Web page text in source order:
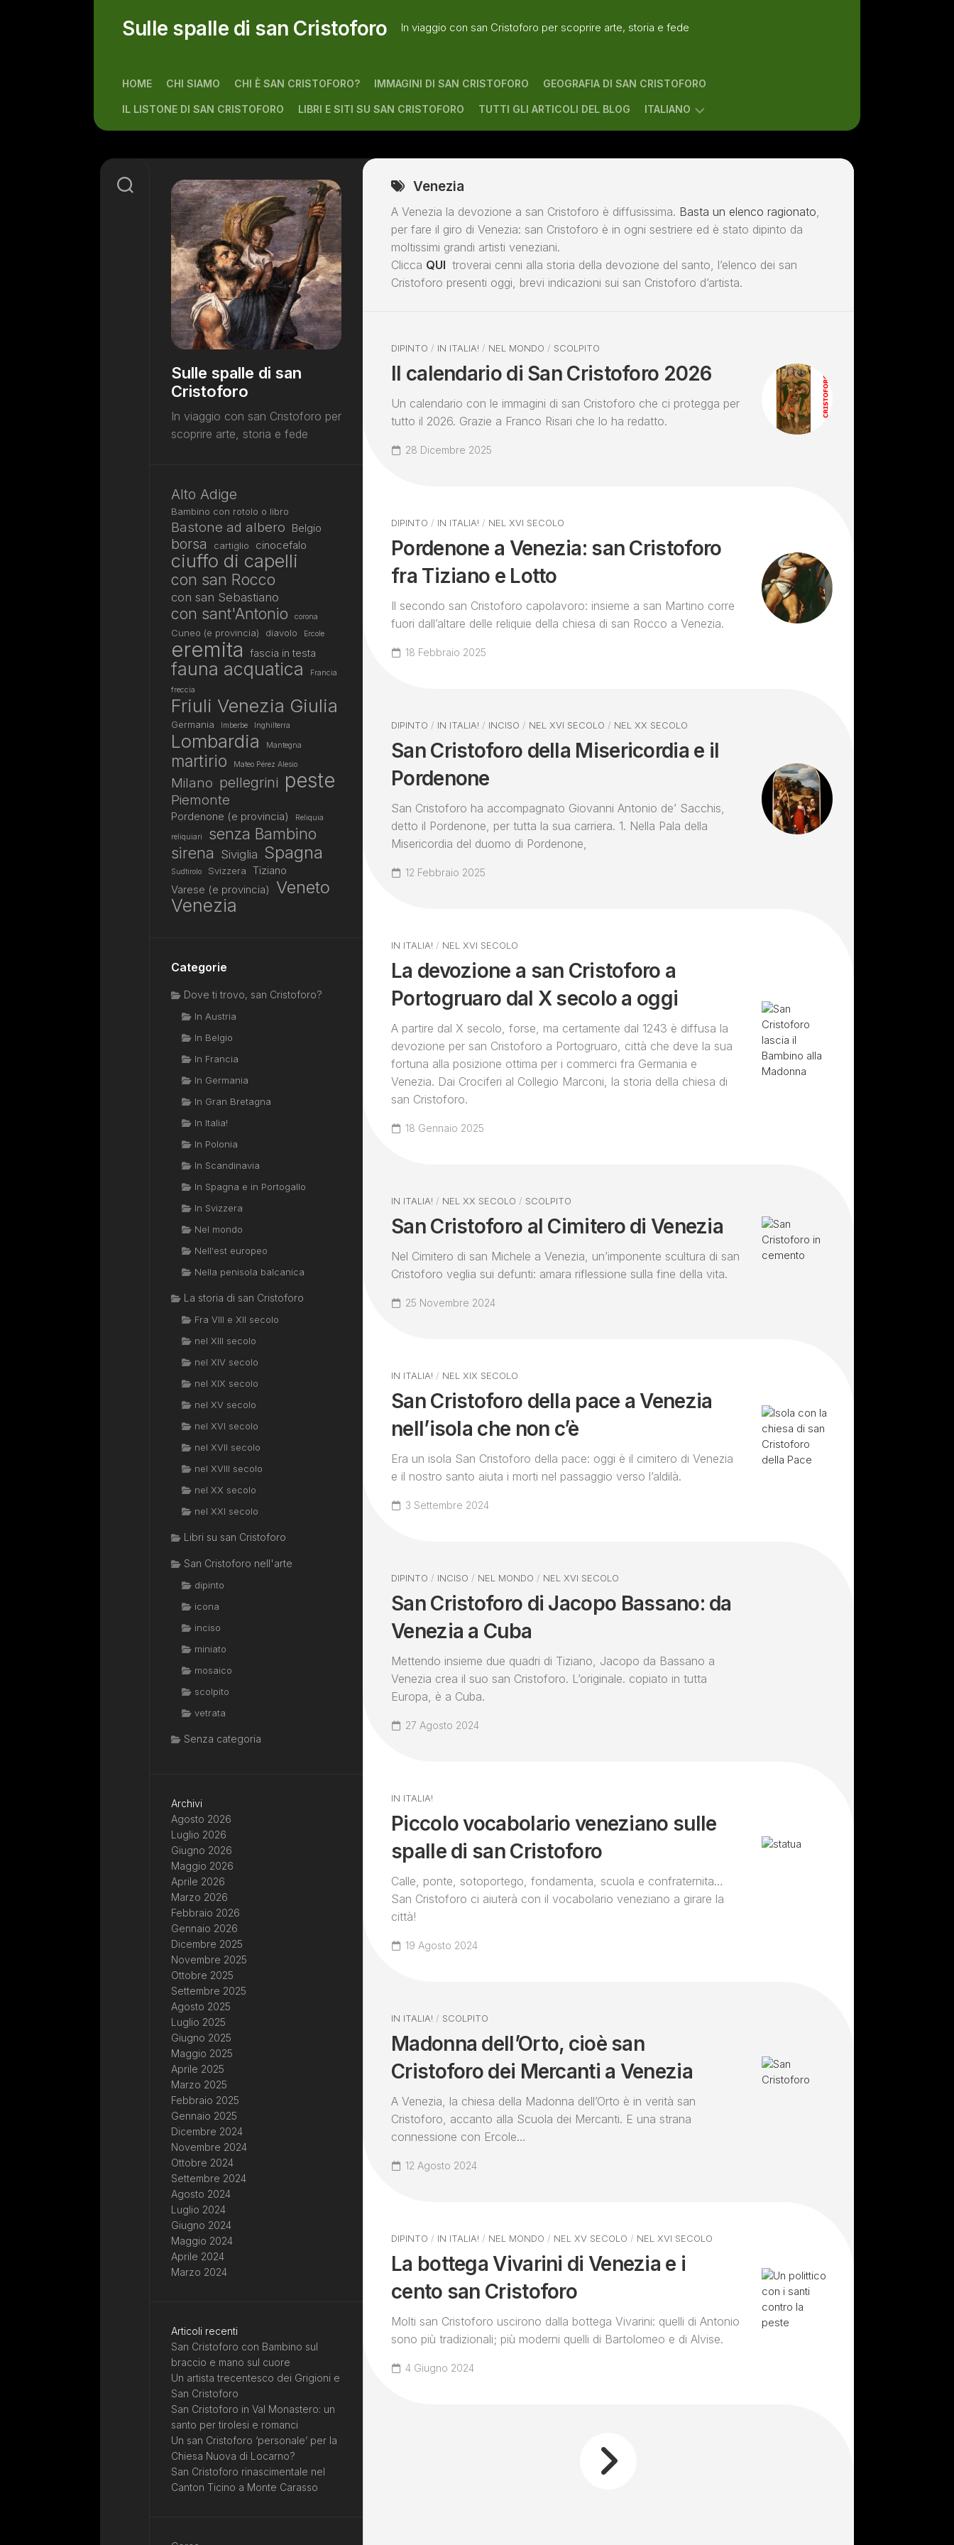
Sulle spalle di san Cristoforo In viaggio con san Cristoforo per scoprire arte, storia e fede
HOME CHI SIAMO CHI È SAN CRISTOFORO? IMMAGINI DI SAN CRISTOFORO GEOGRAFIA DI SAN CRISTOFORO
IL LISTONE DI SAN CRISTOFORO LIBRI E SITI SU SAN CRISTOFORO TUTTI GLI ARTICOLI DEL BLOG ITALIANO
Venezia
A Venezia la devozione a san Cristoforo è diffusissima. Basta un elenco ragionato,
per fare il giro di Venezia: san Cristoforo è in ogni sestriere ed è stato dipinto da
moltissimi grandi artisti veneziani.
Clicca QUI troverai cenni alla storia della devozione del santo, l’elenco dei san
Cristoforo presenti oggi, brevi indicazioni sui san Cristoforo d’artista.
DIPINTO / IN ITALIA! / NEL MONDO / SCOLPITO
Il calendario di San Cristoforo 2026
Un calendario con le immagini di san Cristoforo che ci protegga per
tutto il 2026. Grazie a Franco Risari che lo ha redatto.
28 Dicembre 2025
DIPINTO / IN ITALIA! / NEL XVI SECOLO
Pordenone a Venezia: san Cristoforo
fra Tiziano e Lotto
Il secondo san Cristoforo capolavoro: insieme a san Martino corre
fuori dall’altare delle reliquie della chiesa di san Rocco a Venezia.
18 Febbraio 2025
DIPINTO / IN ITALIA! / INCISO / NEL XVI SECOLO / NEL XX SECOLO
San Cristoforo della Misericordia e il
Pordenone
San Cristoforo ha accompagnato Giovanni Antonio de’ Sacchis,
detto il Pordenone, per tutta la sua carriera. 1. Nella Pala della
Misericordia del duomo di Pordenone,
12 Febbraio 2025
IN ITALIA! / NEL XVI SECOLO
La devozione a san Cristoforo a
Portogruaro dal X secolo a oggi
A partire dal X secolo, forse, ma certamente dal 1243 è diffusa la
devozione per san Cristoforo a Portogruaro, città che deve la sua
fortuna alla posizione ottima per i commerci fra Germania e
Venezia. Dai Crociferi al Collegio Marconi, la storia della chiesa di
san Cristoforo.
18 Gennaio 2025
IN ITALIA! / NEL XX SECOLO / SCOLPITO
San Cristoforo al Cimitero di Venezia
Nel Cimitero di san Michele a Venezia, un’imponente scultura di san
Cristoforo veglia sui defunti: amara riflessione sulla fine della vita.
25 Novembre 2024
IN ITALIA! / NEL XIX SECOLO
San Cristoforo della pace a Venezia
nell’isola che non c’è
Era un isola San Cristoforo della pace: oggi è il cimitero di Venezia
e il nostro santo aiuta i morti nel passaggio verso l’aldilà.
3 Settembre 2024
DIPINTO / INCISO / NEL MONDO / NEL XVI SECOLO
San Cristoforo di Jacopo Bassano: da
Venezia a Cuba
Mettendo insieme due quadri di Tiziano, Jacopo da Bassano a
Venezia crea il suo san Cristoforo. L’originale. copiato in tutta
Europa, è a Cuba.
27 Agosto 2024
IN ITALIA!
Piccolo vocabolario veneziano sulle
spalle di san Cristoforo
Calle, ponte, sotoportego, fondamenta, scuola e confraternita…
San Cristoforo ci aiuterà con il vocabolario veneziano a girare la
città!
19 Agosto 2024
IN ITALIA! / SCOLPITO
Madonna dell’Orto, cioè san
Cristoforo dei Mercanti a Venezia
A Venezia, la chiesa della Madonna dell’Orto è in verità san
Cristoforo, accanto alla Scuola dei Mercanti. E una strana
connessione con Ercole…
12 Agosto 2024
DIPINTO / IN ITALIA! / NEL MONDO / NEL XV SECOLO / NEL XVI SECOLO
La bottega Vivarini di Venezia e i
cento san Cristoforo
Molti san Cristoforo uscirono dalla bottega Vivarini: quelli di Antonio
sono più tradizionali; più moderni quelli di Bartolomeo e di Alvise.
4 Giugno 2024
Sulle spalle di san
Cristoforo
In viaggio con san Cristoforo per
scoprire arte, storia e fede
Alto Adige
Bambino con rotolo o libro
Bastone ad albero Belgio
borsa cartiglio cinocefalo
ciuffo di capelli
con san Rocco
con san Sebastiano
con sant'Antonio corona
Cuneo (e provincia) diavolo Ercole
eremita fascia in testa
fauna acquatica
Francia
freccia
Friuli Venezia Giulia
Germania Imberbe Inghilterra
Lombardia Mantegna
martirio Mateo Pérez Alesio
Milano pellegrini peste
Piemonte
Pordenone (e provincia) Reliquia
reliquiari
senza Bambino
sirena Siviglia Spagna
Sudtirolo Svizzera
Tiziano
Varese (e provincia)
Veneto
Venezia
Categorie
Dove ti trovo, san Cristoforo?
In Austria
In Belgio
In Francia
In Germania
In Gran Bretagna
In Italia!
In Polonia
In Scandinavia
In Spagna e in Portogallo
In Svizzera
Nel mondo
Nell'est europeo
Nella penisola balcanica
La storia di san Cristoforo
Fra VIII e XII secolo
nel XIII secolo
nel XIV secolo
nel XIX secolo
nel XV secolo
nel XVI secolo
nel XVII secolo
nel XVIII secolo
nel XX secolo
nel XXI secolo
Libri su san Cristoforo
San Cristoforo nell'arte
dipinto
icona
inciso
miniato
mosaico
scolpito
vetrata
Senza categoria
Archivi
Agosto 2026
Luglio 2026
Giugno 2026
Maggio 2026
Aprile 2026
Marzo 2026
Febbraio 2026
Gennaio 2026
Dicembre 2025
Novembre 2025
Ottobre 2025
Settembre 2025
Agosto 2025
Luglio 2025
Giugno 2025
Maggio 2025
Aprile 2025
Marzo 2025
Febbraio 2025
Gennaio 2025
Dicembre 2024
Novembre 2024
Ottobre 2024
Settembre 2024
Agosto 2024
Luglio 2024
Giugno 2024
Maggio 2024
Aprile 2024
Marzo 2024
Articoli recenti
San Cristoforo con Bambino sul
braccio e mano sul cuore
Un artista trecentesco dei Grigioni e
San Cristoforo
San Cristoforo in Val Monastero: un
santo per tirolesi e romanci
Un san Cristoforo ‘personale’ per la
Chiesa Nuova di Locarno?
San Cristoforo rinascimentale nel
Canton Ticino a Monte Carasso